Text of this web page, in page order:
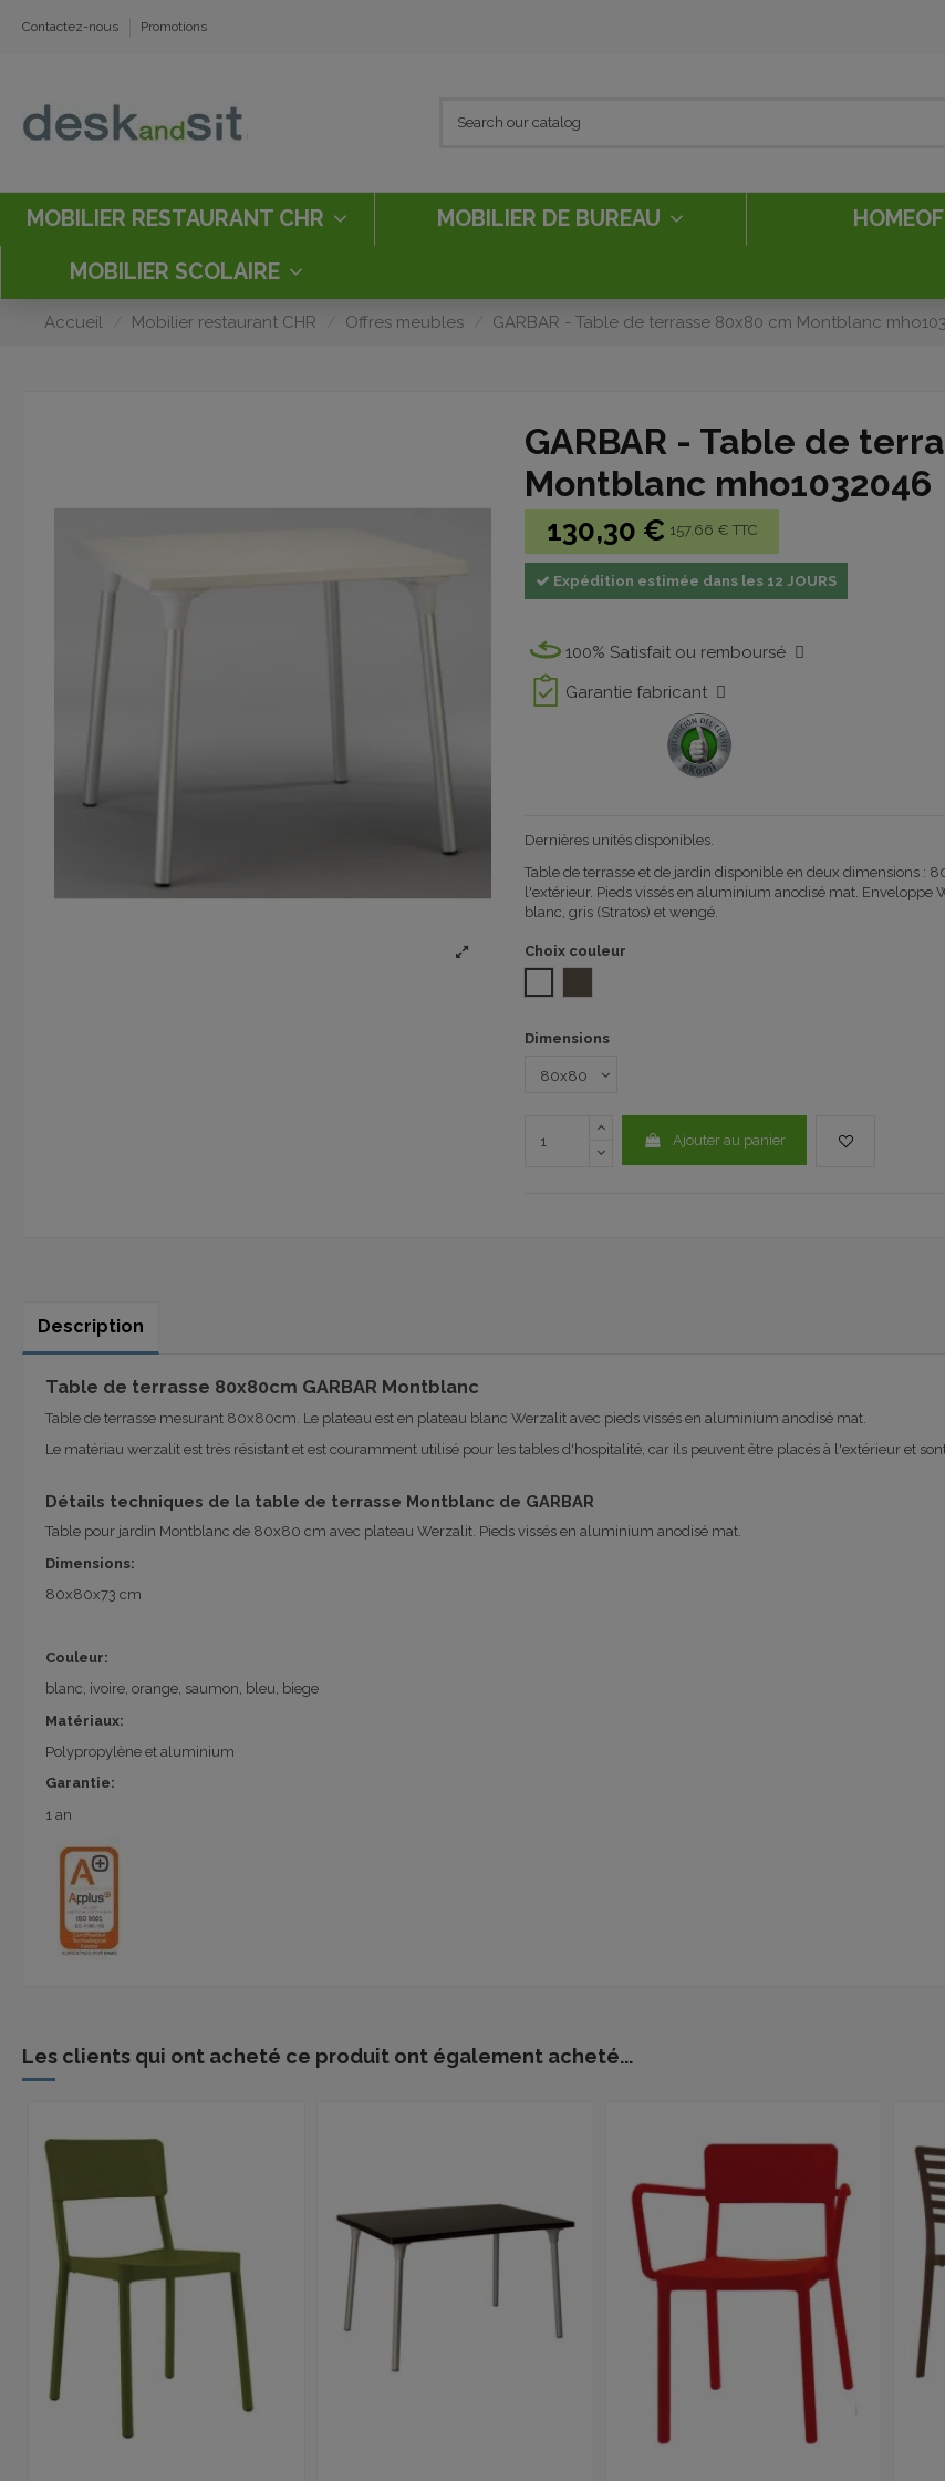
Contactez-nous Promotions
MOBILIER RESTAURANT CHR MOBILIER DE BUREAU
MOBILIER SCOLAIRE
Accueil Mobilier restaurant CHR Offres meubles GARBAR - Table de terrasse 80x80 cm Montblanc
GARBAR - Table de
Montblanc mho1032046
130,30 € 157.66 € TTC
Expédition estimée dans les 12 JOURS
100% Satisfait ou remboursé
Garantie fabricant
Dernières unités disponibles.
Table de terrasse et de jardin disponible en deux dimensions :
l'extérieur. Pieds vissés en aluminium anodisé mat. Enveloppe
blanc, gris (Stratos) et wengé.
Choix couleur
Dimensions
Ajouter au panier
Description
Table de terrasse 80x80cm GARBAR Montblanc
Table de terrasse mesurant 80x80cm. Le plateau est en plateau blanc Werzalit avec pieds vissés en aluminium anodisé mat.
Le matériau werzalit est très résistant et est couramment utilisé pour les tables d'hospitalité, car ils peuvent être placés à l'extérieur et
Détails techniques de la table de terrasse Montblanc de GARBAR
Table pour jardin Montblanc de 80x80 cm avec plateau Werzalit. Pieds vissés en aluminium anodisé mat.
Dimensions:
80x80x73 cm
Couleur:
blanc, ivoire, orange, saumon, bleu, biege
Matériaux:
Polypropylène et aluminium
Garantie:
1 an
Les clients qui ont acheté ce produit ont également acheté...